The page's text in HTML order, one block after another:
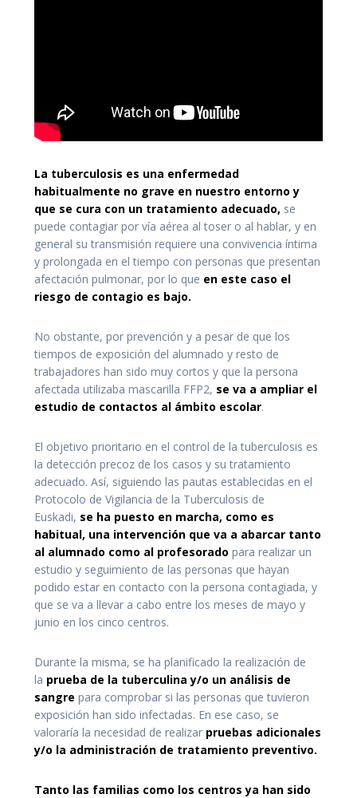
La tuberculosis es una enfermedad
habitualmente no grave en nuestro entorno y
que se cura con un tratamiento adecuado, se
puede contagiar por vía aérea al toser o al hablar, y en
general su transmisión requiere una convivencia íntima
y prolongada en el tiempo con personas que presentan
afectación pulmonar, por lo que en este caso el
riesgo de contagio es bajo.
No obstante, por prevención y a pesar de que los
tiempos de exposición del alumnado y resto de
trabajadores han sido muy cortos y que la persona
afectada utilizaba mascarilla FFP2, se va a ampliar el
estudio de contactos al ámbito escolar.
El objetivo prioritario en el control de la tuberculosis es
la detección precoz de los casos y su tratamiento
adecuado. Así, siguiendo las pautas establecidas en el
Protocolo de Vigilancia de la Tuberculosis de
Euskadi, se ha puesto en marcha, como es
habitual, una intervención que va a abarcar tanto
al alumnado como al profesorado para realizar un
estudio y seguimiento de las personas que hayan
podido estar en contacto con la persona contagiada, y
que se va a llevar a cabo entre los meses de mayo y
junio en los cinco centros.
Durante la misma, se ha planificado la realización de
la prueba de la tuberculina y/o un análisis de
sangre para comprobar si las personas que tuvieron
exposición han sido infectadas. En ese caso, se
valoraría la necesidad de realizar pruebas adicionales
y/o la administración de tratamiento preventivo.
Tanto las familias como los centros ya han sido